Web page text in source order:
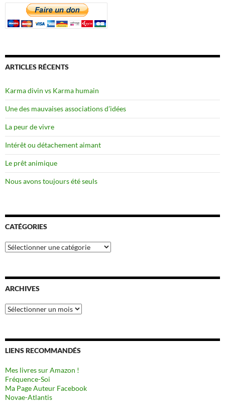
ARTICLES RÉCENTS
Karma divin vs Karma humain
Une des mauvaises associations d’idées
La peur de vivre
Intérêt ou détachement aimant
Le prêt animique
Nous avons toujours été seuls
CATÉGORIES
Catégories
ARCHIVES
Archives
LIENS RECOMMANDÉS
Mes livres sur Amazon !
Fréquence-Soi
Ma Page Auteur Facebook
Novae-Atlantis